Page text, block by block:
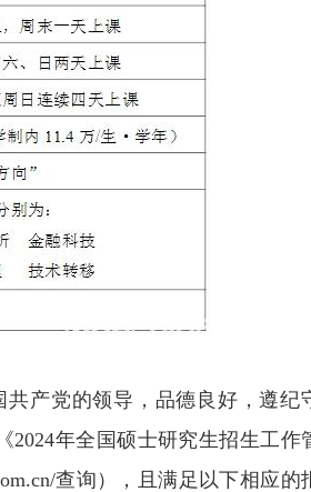
产党的领导，品德良好，遵纪
年全国硕士研究生招生工作
查询），且满足以下相应的